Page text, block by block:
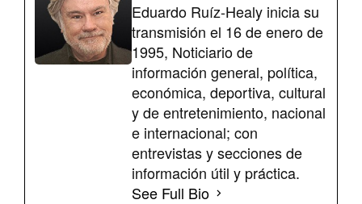
Eduardo Ruíz-Healy inicia su
transmisión el 16 de enero de
1995, Noticiario de
información general, política,
económica, deportiva, cultural
y de entretenimiento, nacional
e internacional; con
entrevistas y secciones de
información útil y práctica.
See Full Bio